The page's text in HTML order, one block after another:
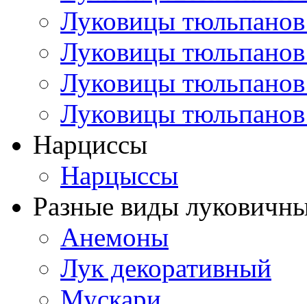
Луковицы
Луковицы
Луковицы
Луковицы
Нарциссы
Нарцыссы
Разные виды
Анемоны
Лук декоративный